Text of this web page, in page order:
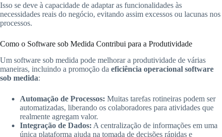
Isso se deve à capacidade de adaptar as funcionalidades às
necessidades reais do negócio, evitando assim excessos ou lacunas nos
processos.
Como o Software sob Medida Contribui para a Produtividade
Um software sob medida pode melhorar a produtividade de várias
maneiras, incluindo a promoção da eficiência operacional software
sob medida:
Automação de Processos: Muitas tarefas rotineiras podem ser
automatizadas, liberando os colaboradores para atividades que
realmente agregam valor.
Integração de Dados: A centralização de informações em uma
única plataforma ajuda na tomada de decisões rápidas e